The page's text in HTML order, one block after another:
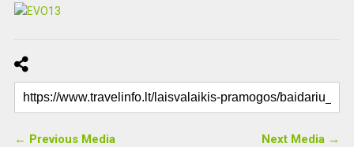
← Previous Media Next Media →